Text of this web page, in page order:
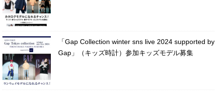
「Gap Collection winter sns live 2024 supported by
Gap」（キッズ時計）参加キッズモデル募集